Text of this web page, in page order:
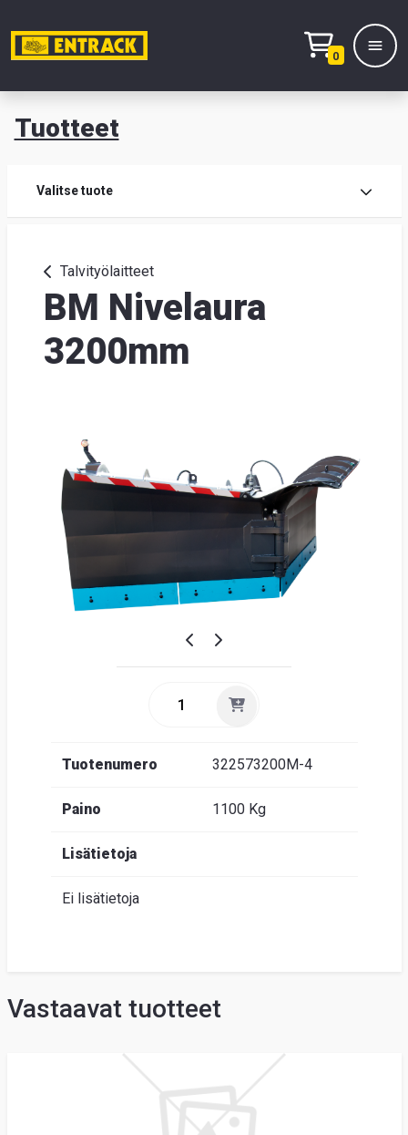
0
Tuotteet
Valitse tuote
Talvityölaitteet
BM Nivelaura
3200mm
Tuotenumero 322573200M-4
Paino 1100 Kg
Lisätietoja
Ei lisätietoja
Vastaavat tuotteet